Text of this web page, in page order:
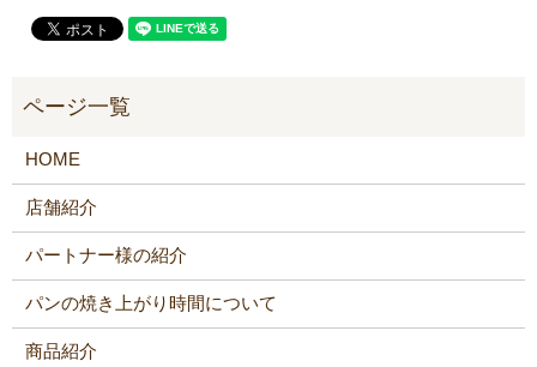
HOME
店舗紹介
パートナー様の紹介
パンの焼き上がり時間について
商品紹介